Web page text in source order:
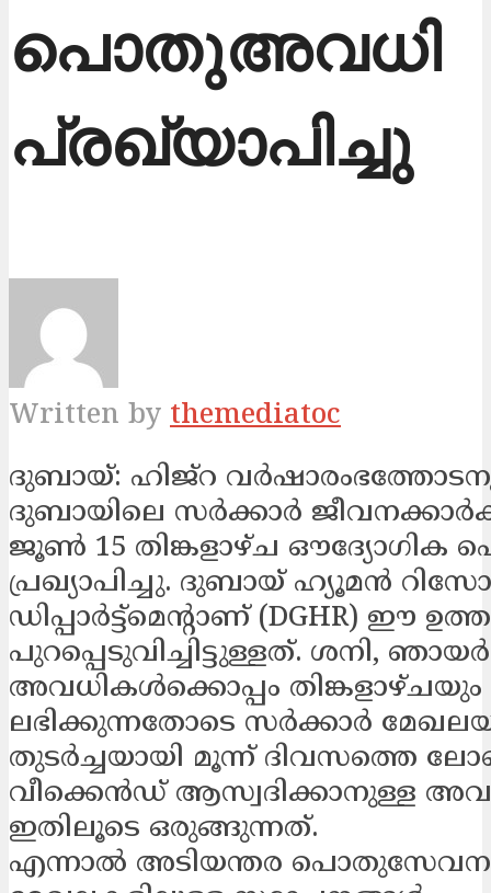
പൊതുഅവധി
പ്രഖ്യാപിച്ചു
Written by themediatoc
ദുബായ്: ഹിജ്‌റ
ദുബായിലെ സർക്കാർ
ജൂൺ 15 തിങ്കളാഴ്ച
പ്രഖ്യാപിച്ചു. ദുബായ് ഹ്യൂമൻ
ഡിപ്പാർട്ട്മെന്റാണ് (DGHR) ഈ
പുറപ്പെടുവിച്ചിട്ടുള്ളത്. ശനി, ഞായർ
അവധികൾക്കൊപ്പം തിങ്കളാഴ്ചയും
ലഭിക്കുന്നതോടെ സർക്കാർ
തുടർച്ചയായി മൂന്ന് ദിവസത്തെ
വീക്കെൻഡ് ആസ്വദിക്കാനുള്ള
ഇതിലൂടെ ഒരുങ്ങുന്നത്.
എന്നാൽ അടിയന്തര പൊതുസേവന